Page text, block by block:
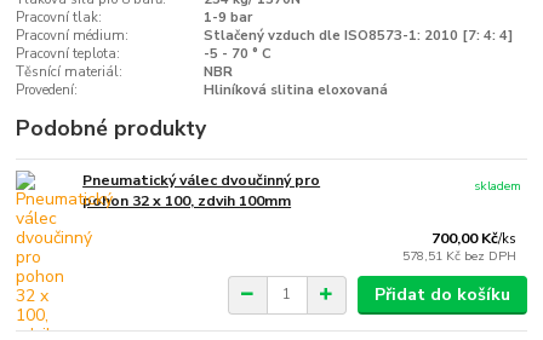
Pracovní tlak:
1-9 bar
Pracovní médium:
Stlačený vzduch dle ISO8573-1: 2010 [7: 4: 4]
Pracovní teplota:
-5 - 70 ° C
Těsnící materiál:
NBR
Provedení:
Hliníková slitina eloxovaná
Podobné produkty
Pneumatický válec dvoučinný pro
pohon 32 x 100, zdvih 100mm
700,00 Kč/ks
578,51 Kč bez DPH
skladem
Přidat do košíku